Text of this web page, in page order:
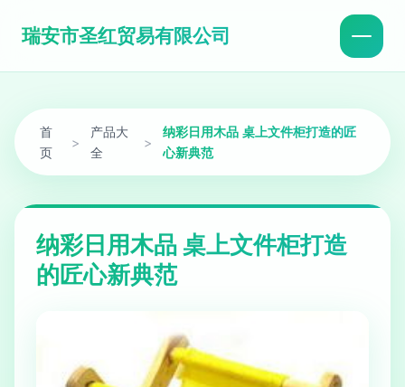
瑞安市圣红贸易有限公司
首
页
>
产品大
全
>
纳彩日用木品 桌上文件柜打造的匠
心新典范
纳彩日用木品 桌上文件柜打造
的匠心新典范